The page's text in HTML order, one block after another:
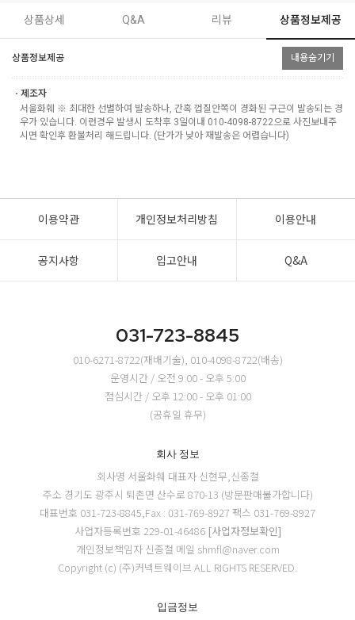
상품상세 Q&A 리뷰 상품정보제공
상품정보제공 내용숨기기
ㆍ제조자
서울화훼 ※ 최대한 선별하여 발송하나, 간혹 껍질안쪽이 경화된 구근이 발송되는 경
우가 있습니다. 이런경우 발생시 도착후 3일이내 010-4098-8722으로 사진보내주
시면 확인후 환불처리 해드립니다. (단가가 낮아 재발송은 어렵습니다)
이용약관 개인정보처리방침 이용안내
공지사항 입고안내 Q&A
031-723-8845
010-6271-8722(재배기술), 010-4098-8722(배송)
운영시간 / 오전 9:00 - 오후 5:00
점심시간 / 오후 12:00 - 오후 01:00
(공휴일 휴무)
회사 정보
회사명 서울화훼 대표자 신현무,신종철
주소 경기도 광주시 퇴촌면 산수로 870-13 (방문판매불가합니다)
대표번호 031-723-8845,Fax : 031-769-8927 팩스 031-769-8927
사업자등록번호 229-01-46486 [사업자정보확인]
개인정보책임자 신종철 메일 shmfl@naver.com
Copyright (c) (주)커넥트웨이브 ALL RIGHTS RESERVED.
입금정보